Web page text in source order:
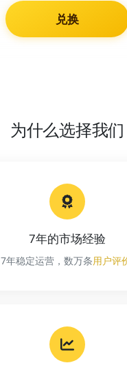
兑换
为什么选择我们
7年的市场经验
7年稳定运营，数万条用户评